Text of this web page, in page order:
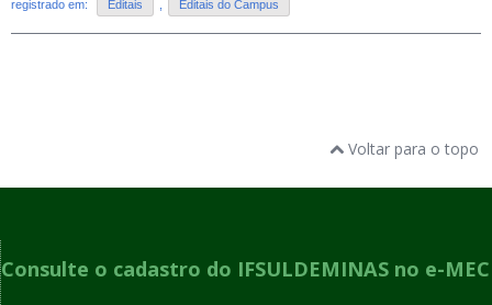
registrado em: Editais Editais do Campus
Voltar para o topo
Consulte o cadastro do IFSULDEMINAS no e-MEC